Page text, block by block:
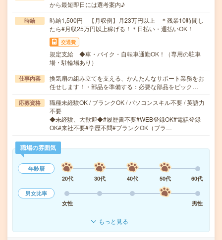
から最短即日には選考案内♪
時給
時給1,500円 【月収例】月23万円以上 ＊残業10時間し
たら#月収25万円以上稼げる！＊日払い・週払いOK！
交通費
規定支給 ◆車・バイク・自転車通勤OK！（専用の駐車
場・駐輪場あり）
仕事内容
換気扇の組み立てを支える、かんたんなサポート業務をお
任せします！・部品を準備する：必要な部品をピック…
応募資格
職種未経験OK / ブランクOK / パソコンスキル不要 / 英語力
不要
◆未経験、大歓迎◆#履歴書不要#WEB登録OK#電話登録
OK#来社不要#学歴不問#ブランクOK（ブラ…
職場の雰囲気
年齢層
20代
30代 40代 50代
60代
男女比率
女性
男性
もっと見る